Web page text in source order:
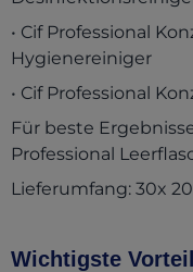
• Cif Professional
Hygienereiniger
• Cif Professional
Für beste
Professional
Lieferumfang: 30x
Wichtigste